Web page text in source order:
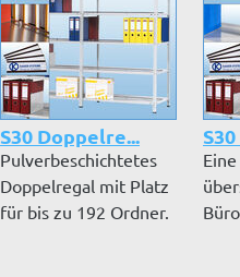
S30 Doppelre...
Pulverbeschichtetes
Doppelregal mit Platz
für bis zu 192 Ordner.